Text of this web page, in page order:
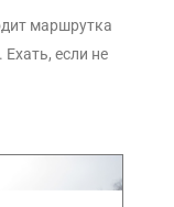
маршрутка
если не